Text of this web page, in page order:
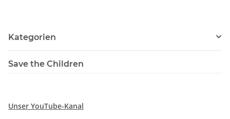
Kategorien
Save the Children
Unser YouTube-Kanal